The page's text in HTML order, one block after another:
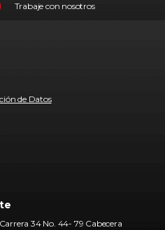
Trabaje con nosotros
de Datos
34 No. 44- 79 Cabecera